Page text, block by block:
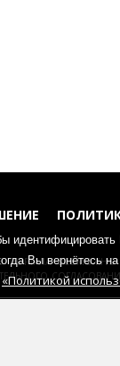
порталаВы вернётесь
«Политикой